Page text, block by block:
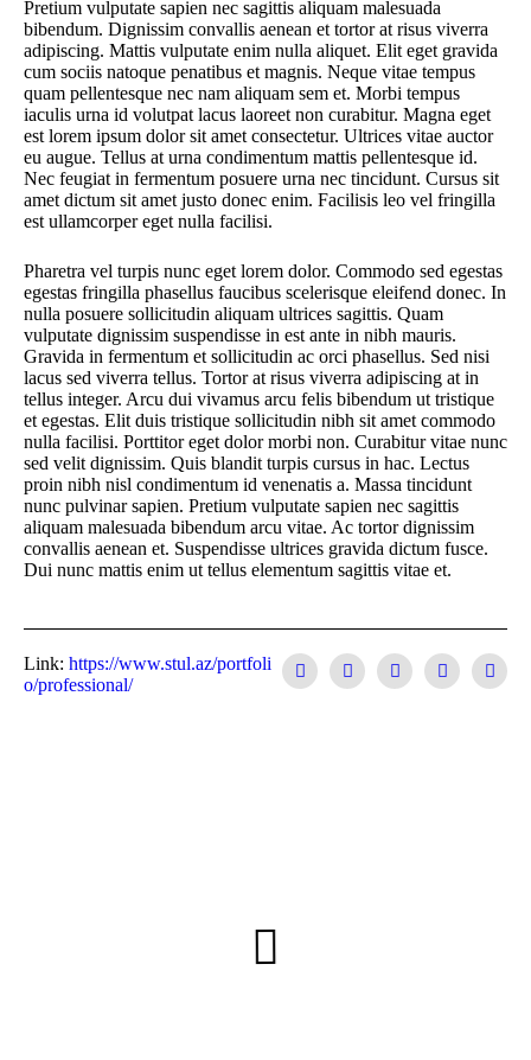
Pretium vulputate sapien nec sagittis aliquam malesuada
bibendum. Dignissim convallis aenean et tortor at risus viverra
adipiscing. Mattis vulputate enim nulla aliquet. Elit eget gravida
cum sociis natoque penatibus et magnis. Neque vitae tempus
quam pellentesque nec nam aliquam sem et. Morbi tempus
iaculis urna id volutpat lacus laoreet non curabitur. Magna eget
est lorem ipsum dolor sit amet consectetur. Ultrices vitae auctor
eu augue. Tellus at urna condimentum mattis pellentesque id.
Nec feugiat in fermentum posuere urna nec tincidunt. Cursus sit
amet dictum sit amet justo donec enim. Facilisis leo vel fringilla
est ullamcorper eget nulla facilisi.
Pharetra vel turpis nunc eget lorem dolor. Commodo sed egestas
egestas fringilla phasellus faucibus scelerisque eleifend donec. In
nulla posuere sollicitudin aliquam ultrices sagittis. Quam
vulputate dignissim suspendisse in est ante in nibh mauris.
Gravida in fermentum et sollicitudin ac orci phasellus. Sed nisi
lacus sed viverra tellus. Tortor at risus viverra adipiscing at in
tellus integer. Arcu dui vivamus arcu felis bibendum ut tristique
et egestas. Elit duis tristique sollicitudin nibh sit amet commodo
nulla facilisi. Porttitor eget dolor morbi non. Curabitur vitae nunc
sed velit dignissim. Quis blandit turpis cursus in hac. Lectus
proin nibh nisl condimentum id venenatis a. Massa tincidunt
nunc pulvinar sapien. Pretium vulputate sapien nec sagittis
aliquam malesuada bibendum arcu vitae. Ac tortor dignissim
convallis aenean et. Suspendisse ultrices gravida dictum fusce.
Dui nunc mattis enim ut tellus elementum sagittis vitae et.
Link: https://www.stul.az/portfoli
o/professional/